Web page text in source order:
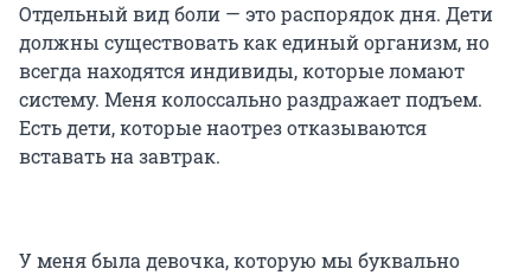
Отдельный вид боли — это распорядок дня. Дети
должны существовать как единый организм, но
всегда находятся индивиды, которые ломают
систему. Меня колоссально раздражает подъем.
Есть дети, которые наотрез отказываются
вставать на завтрак.
У меня была девочка, которую мы буквально